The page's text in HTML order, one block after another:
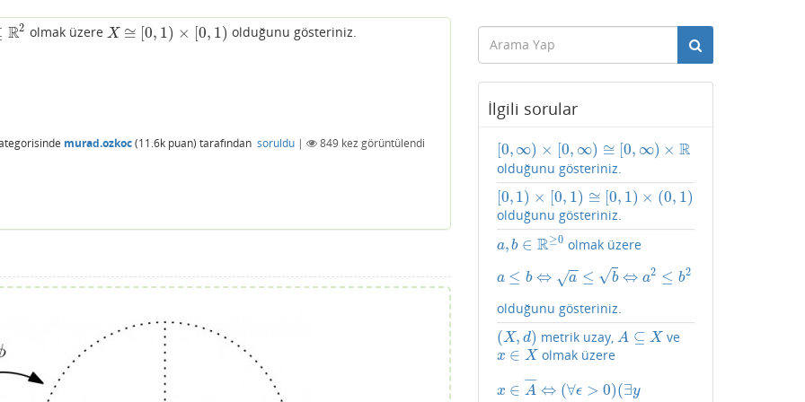
R2 olmak üzere X ≅ [0, 1) × [0, 1)
X≅ [0 1)× [0,1 ) olduğunu gösteriniz.
murad.ozkoc(11.6k puan) tarafından soruldu | 849 kez görüntülendi
İlgili sorular
[0,∞) × [0, ∞) ≅ [0, ∞) × R
0,∞)×[0 ,∞ ≅[0,∞)× R
olduğunu gösteriniz.
[0,1) × [0, 1) ≅ [0, 1) × (0, 1)
0,1)× 0,1 ≅[ 0,1 )×( ,1)
olduğunu gösteriniz.
a, b ∈ R≥0
a,b∈R ≥0 olmak üzere
a ≤ b ⇔ a
−
−
√ ≤ b
√ ⇔ a2 ≤ b2
a≤ b⇔a≤b ⇔a2≤b 2
olduğunu gösteriniz.
(X, d)
(X,d) metrik uzay, A ⊆ X
A⊆X ve
x ∈ X
x∈X olmak üzere
x ∈ A
¯¯
¯¯ ⇔ (∀ϵ > 0)(∃y
x∈ A ¯⇔( ∀ϵ>0 )(∃ y∈A)(d